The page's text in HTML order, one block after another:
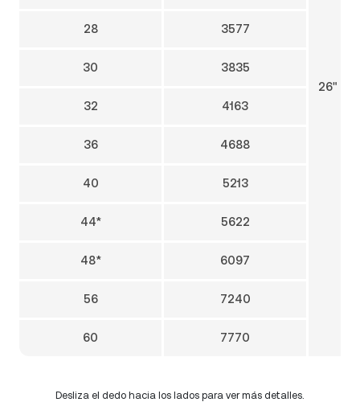
28
30
32
36
40
44*
48*
56
60
3577
3835
4163
4688
5213
5622
6097
7240
7770
26" x
Desliza el dedo hacia los lados para ver más detalles.